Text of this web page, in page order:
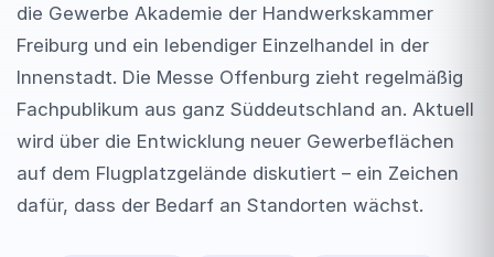
die Gewerbe Akademie der Handwerkskammer
Freiburg und ein lebendiger Einzelhandel in der
Innenstadt. Die Messe Offenburg zieht regelmäßig
Fachpublikum aus ganz Süddeutschland an. Aktuell
wird über die Entwicklung neuer Gewerbeflächen
auf dem Flugplatzgelände diskutiert – ein Zeichen
dafür, dass der Bedarf an Standorten wächst.